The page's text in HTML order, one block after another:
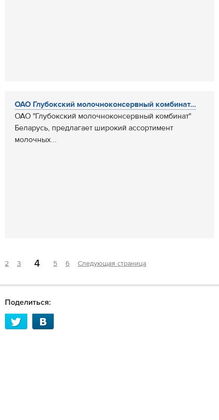
ОАО Глубокский молочноконсервный комбинат...
ОАО "Глубокский молочноконсервный комбинат"
Беларусь, предлагает широкий ассортимент
молочных...
2 3 4 5 6 Следующая страница
Поделиться: